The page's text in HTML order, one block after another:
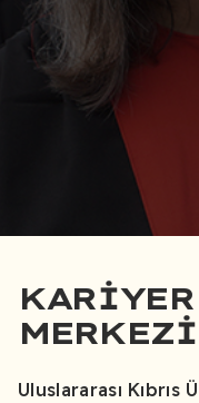
MERKEZI
Uluslararası